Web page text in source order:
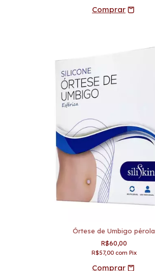
Órtese de Umbigo pérola
R$60,00
R$57,00 com Pix